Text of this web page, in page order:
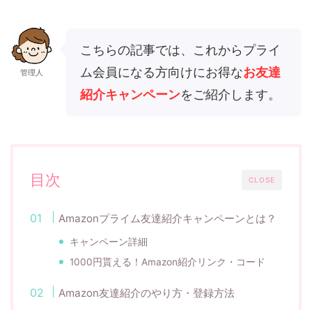
管理人
こちらの記事では、これからプライ
ム会員になる方向けにお得なお友達
紹介キャンペーンをご紹介します。
CLOSE
目次
Amazonプライム友達紹介キャンペーンとは？
キャンペーン詳細
1000円貰える！Amazon紹介リンク・コード
Amazon友達紹介のやり方・登録方法